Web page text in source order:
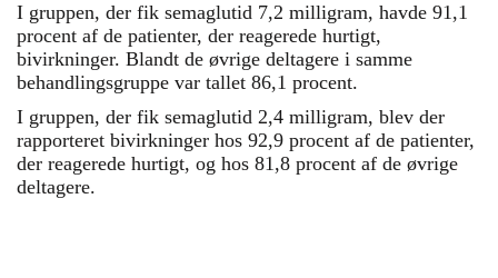
I gruppen, der fik semaglutid 7,2 milligram, havde 91,1
procent af de patienter, der reagerede hurtigt,
bivirkninger. Blandt de øvrige deltagere i samme
behandlingsgruppe var tallet 86,1 procent.
I gruppen, der fik semaglutid 2,4 milligram, blev der
rapporteret bivirkninger hos 92,9 procent af de patienter,
der reagerede hurtigt, og hos 81,8 procent af de øvrige
deltagere.